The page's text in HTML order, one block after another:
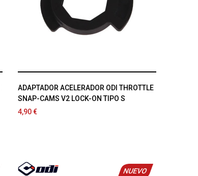
ADAPTADOR ACELERADOR ODI THROTTLE
SNAP-CAMS V2 LOCK-ON TIPO S
4,90 €
NUEVO